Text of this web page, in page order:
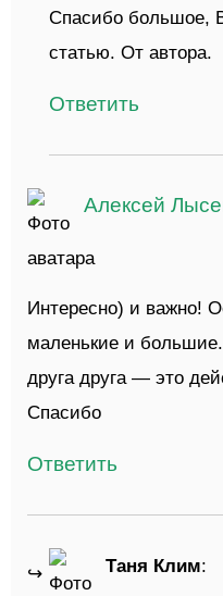
Спасибо большое,
статью. От автора.
Ответить
Алексей
Интересно) и важно!
маленькие и
друга друга — это
Спасибо
Ответить
Таня Клим: